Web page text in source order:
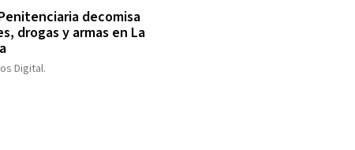
decomisa
drogas y armas en La
Digital.